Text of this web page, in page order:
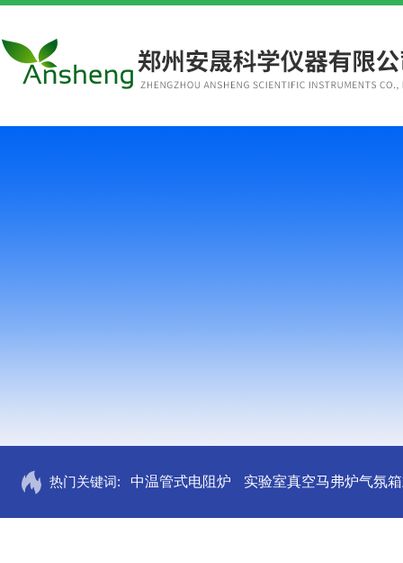
热门关键词: 中温管式电阻炉 实验室真空马弗炉气氛